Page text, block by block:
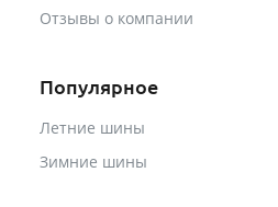
Отзывы о компании
Популярное
Летние шины
Зимние шины